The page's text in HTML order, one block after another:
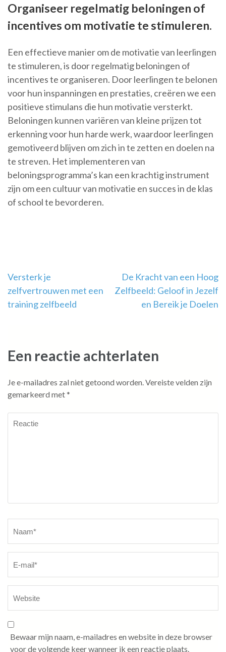
Organiseer regelmatig beloningen of
incentives om motivatie te stimuleren.
Een effectieve manier om de motivatie van leerlingen
te stimuleren, is door regelmatig beloningen of
incentives te organiseren. Door leerlingen te belonen
voor hun inspanningen en prestaties, creëren we een
positieve stimulans die hun motivatie versterkt.
Beloningen kunnen variëren van kleine prijzen tot
erkenning voor hun harde werk, waardoor leerlingen
gemotiveerd blijven om zich in te zetten en doelen na
te streven. Het implementeren van
beloningsprogramma’s kan een krachtig instrument
zijn om een cultuur van motivatie en succes in de klas
of school te bevorderen.
Berichtnavigatie
Versterk je
zelfvertrouwen met een
training zelfbeeld
De Kracht van een Hoog
Zelfbeeld: Geloof in Jezelf
en Bereik je Doelen
Een reactie achterlaten
Je e-mailadres zal niet getoond worden.Vereiste velden zijn
gemarkeerd met*
Bewaar mijn naam, e-mailadres en website in deze browser
voor de volgende keer wanneer ik een reactie plaats.